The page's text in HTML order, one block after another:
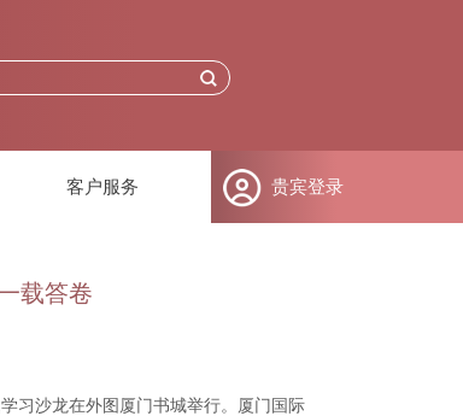
客户服务 贵宾登录
载答卷
习沙龙在外图厦门书城举行。厦门国际